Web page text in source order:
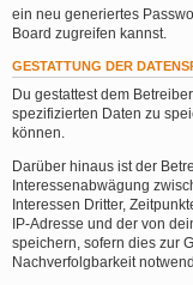
ein neu generiertes
Board zugreifen kannst.
GESTATTUNG DER
Du gestattest dem
spezifizierten Daten zu
können.
Darüber hinaus ist der
Interessenabwägung
Interessen Dritter,
IP-Adresse und der von
speichern, sofern dies zur
Nachverfolgbarkeit